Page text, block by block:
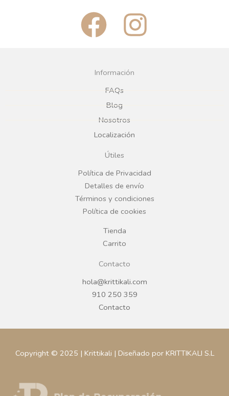
F
a
c
e
b
o
o
k
I
n
g
r
a
Información
FAQs
Blog
Nosotros
Localización
Útiles
Política de Privacidad
Detalles de envío
Términos y condiciones
Política de cookies
Tienda
Carrito
Contacto
hola@krittikali.com
910 250 359
Contacto
Copyright © 2025 | Krittikali | Diseñado por KRITTIKALI S.L